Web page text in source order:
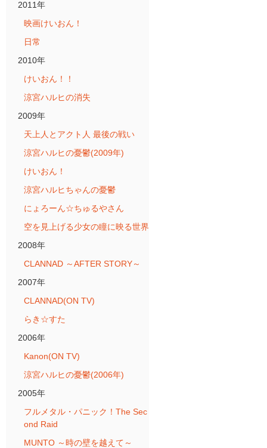
2011年
映画けいおん！
日常
2010年
けいおん！！
涼宮ハルヒの消失
2009年
天上人とアクト人 最後の戦い
涼宮ハルヒの憂鬱(2009年)
けいおん！
涼宮ハルヒちゃんの憂鬱
にょろーん☆ちゅるやさん
空を見上げる少女の瞳に映る世界
2008年
CLANNAD ～AFTER STORY～
2007年
CLANNAD(ON TV)
らき☆すた
2006年
Kanon(ON TV)
涼宮ハルヒの憂鬱(2006年)
2005年
フルメタル・パニック！The Sec
ond Raid
MUNTO ～時の壁を越えて～